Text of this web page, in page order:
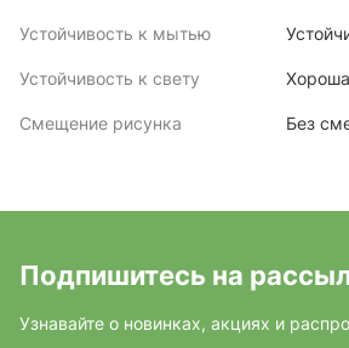
Устойчивость к мытью
Устойчивость к свету
Смещение рисунка Без
Подпишитесь на
Узнавайте о новинках, акциях и